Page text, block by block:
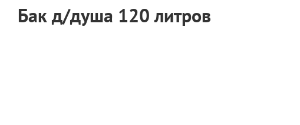
Бак д/душа 120 литров